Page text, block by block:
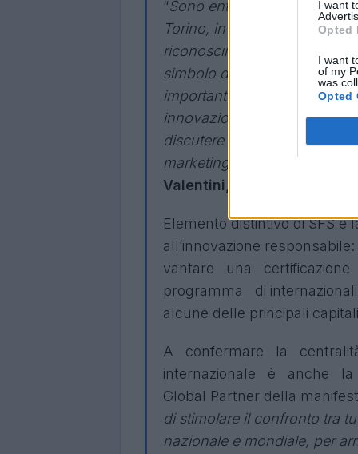
I want
Opted
I want
of my
was
Opted
“Sono entusiasta di
Torino, in un luogo iconico
riconoscimento a livello
simbolo della storia e della
importante nel nostro
innovazione, sport e
discutere il futuro della
marketing, inclusione e
Valentini, CEO di SFS.
Elemento distintivo di SFS è
all’innovazione
vantare una
programma di
alcune delle principali
A confermare la
internazionale è anche la
Global Partner della
di stimolare il confronto tra
nazionale e mondiale, per